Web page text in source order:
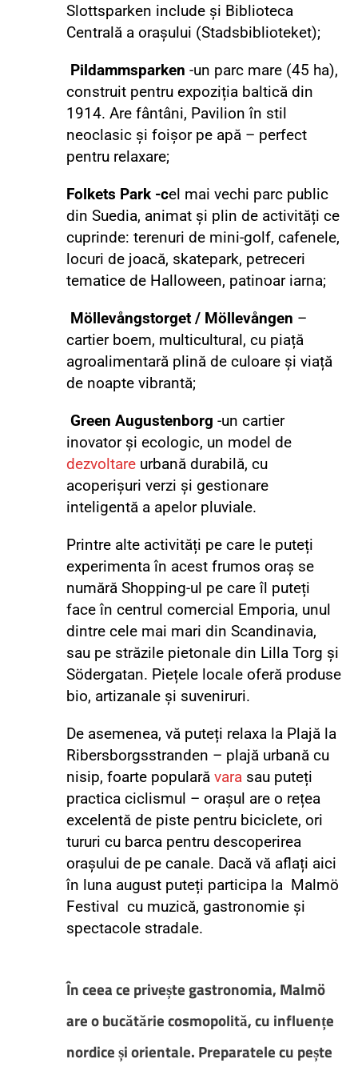
Slottsparken include și Biblioteca
Centrală a orașului (Stadsbiblioteket);
Pildammsparken -un parc mare (45 ha),
construit pentru expoziția baltică din
1914. Are fântâni, Pavilion în stil
neoclasic și foișor pe apă – perfect
pentru relaxare;
Folkets Park -cel mai vechi parc public
din Suedia, animat și plin de activități ce
cuprinde: terenuri de mini-golf, cafenele,
locuri de joacă, skatepark, petreceri
tematice de Halloween, patinoar iarna;
Möllevångstorget / Möllevången –
cartier boem, multicultural, cu piață
agroalimentară plină de culoare și viață
de noapte vibrantă;
Green Augustenborg -un cartier
inovator și ecologic, un model de
dezvoltare urbană durabilă, cu
acoperișuri verzi și gestionare
inteligentă a apelor pluviale.
Printre alte activități pe care le puteți
experimenta în acest frumos oraș se
numără Shopping-ul pe care îl puteți
face în centrul comercial Emporia, unul
dintre cele mai mari din Scandinavia,
sau pe străzile pietonale din Lilla Torg și
Södergatan. Piețele locale oferă produse
bio, artizanale și suveniruri.
De asemenea, vă puteți relaxa la Plajă la
Ribersborgsstranden – plajă urbană cu
nisip, foarte popularăvara sau puteți
practica ciclismul – orașul are o rețea
excelentă de piste pentru biciclete, ori
tururi cu barca pentru descoperirea
orașului de pe canale. Dacă vă aflați aici
în luna august puteți participa la Malmö
Festival cu muzică, gastronomie și
spectacole stradale.
În ceea ce privește gastronomia, Malmö
are o bucătărie cosmopolită, cu influențe
nordice și orientale. Preparatele cu pește